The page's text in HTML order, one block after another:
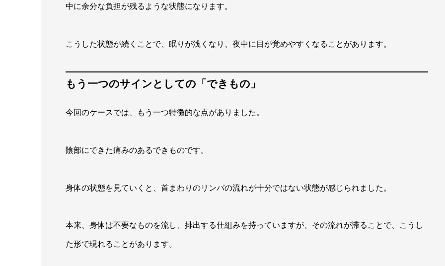
中に余分な負担が残るような状態になります。
こうした状態が続くことで、眠りが浅くなり、夜中に目が覚めやすくなることがあります。
もう一つのサインとしての「できもの」
今回のケースでは、もう一つ特徴的な点がありました。
陰部にできた痛みのあるできものです。
身体の状態を見ていくと、首まわりのリンパの流れが十分ではない状態が感じられました。
本来、身体は不要なものを流し、排出する仕組みを持っていますが、その流れが滞ることで、こうし
た形で現れることがあります。